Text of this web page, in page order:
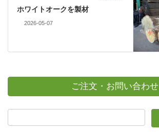
ホワイトオークを製材
2026-05-07
ご注文・お問い合わせ